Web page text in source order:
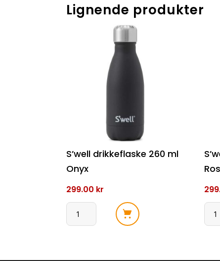
Lignende produkter
S’well drikkeflaske 260 ml
Onyx
299.00 kr
S'well
ml
S'well
ml